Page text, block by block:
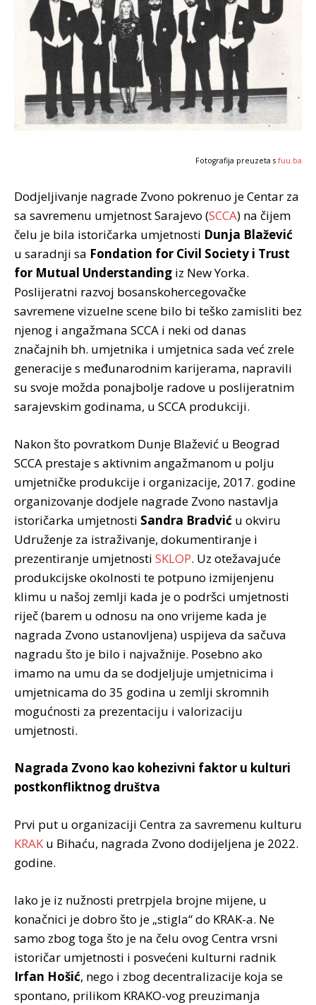
Fotografija preuzeta s fuu.ba
Dodjeljivanje nagrade Zvono pokrenuo je Centar za
sa savremenu umjetnost Sarajevo (SCCA) na čijem
čelu je bila istoričarka umjetnosti Dunja Blažević
u saradnji sa Fondation for Civil Society i Trust
for Mutual Understanding iz New Yorka.
Poslijeratni razvoj bosanskohercegovačke
savremene vizuelne scene bilo bi teško zamisliti bez
njenog i angažmana SCCA i neki od danas
značajnih bh. umjetnika i umjetnica sada već zrele
generacije s međunarodnim karijerama, napravili
su svoje možda ponajbolje radove u poslijeratnim
sarajevskim godinama, u SCCA produkciji.
Nakon što povratkom Dunje Blažević u Beograd
SCCA prestaje s aktivnim angažmanom u polju
umjetničke produkcije i organizacije, 2017. godine
organizovanje dodjele nagrade Zvono nastavlja
istoričarka umjetnosti Sandra Bradvić u okviru
Udruženje za istraživanje, dokumentiranje i
prezentiranje umjetnosti SKLOP. Uz otežavajuće
produkcijske okolnosti te potpuno izmijenjenu
klimu u našoj zemlji kada je o podršci umjetnosti
riječ (barem u odnosu na ono vrijeme kada je
nagrada Zvono ustanovljena) uspijeva da sačuva
nagradu što je bilo i najvažnije. Posebno ako
imamo na umu da se dodjeljuje umjetnicima i
umjetnicama do 35 godina u zemlji skromnih
mogućnosti za prezentaciju i valorizaciju
umjetnosti.
Nagrada Zvono kao kohezivni faktor u kulturi
postkonfliktnog društva
Prvi put u organizaciji Centra za savremenu kulturu
KRAKu Bihaću, nagrada Zvono dodijeljena je 2022.
godine.
Iako je iz nužnosti pretrpjela brojne mijene, u
konačnici je dobro što je „stigla“ do KRAK-a. Ne
samo zbog toga što je na čelu ovog Centra vrsni
istoričar umjetnosti i posvećeni kulturni radnik
Irfan Hošić, nego i zbog decentralizacije koja se
spontano, prilikom KRAKO-vog preuzimanja